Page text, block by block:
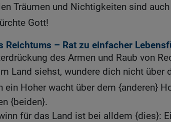
Träumen und Nichtigkeiten sind
Gott!
Reichtums – Rat zu einfacher
des Armen und Raub von
Land siehst, wundere dich nicht über
ein Hoher wacht über dem {anderen}
{beiden}.
für das Land ist bei alldem {dies}: